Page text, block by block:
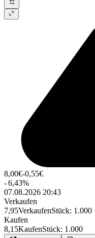
8,00€-0,55€
-6,43%
07.08.2026 20:43
Verkaufen
7,95VerkaufenStück: 1.000
Kaufen
8,15KaufenStück: 1.000